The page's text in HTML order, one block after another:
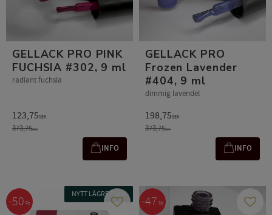
GELLACK PRO PINK
FUCHSIA #302, 9 ml
radiant fuchsia
123,75SEK
373,75SEK
INFO
GELLACK PRO
Frozen Lavender
#404, 9 ml
dimmig lavendel
198,75SEK
373,75SEK
INFO
50 %
NYTT LÄGRE PRIS!
Gem som favorit
47 % Gem